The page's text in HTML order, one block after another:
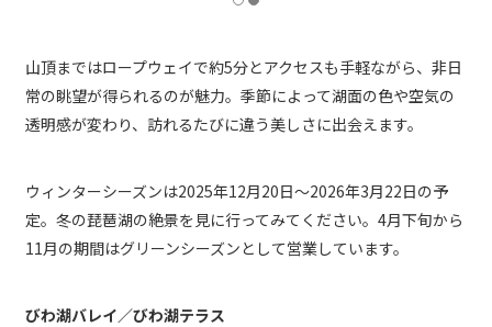
山頂まではロープウェイで約5分とアクセスも手軽ながら、非日
常の眺望が得られるのが魅力。季節によって湖面の色や空気の
透明感が変わり、訪れるたびに違う美しさに出会えます。
ウィンターシーズンは2025年12月20日〜2026年3月22日の予
定。冬の琵琶湖の絶景を見に行ってみてください。4月下旬から
11月の期間はグリーンシーズンとして営業しています。
びわ湖バレイ／びわ湖テラス